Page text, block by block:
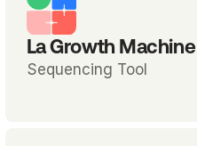
La Growth Machine
Sequencing Tool